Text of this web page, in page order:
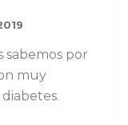
sabemos por
muy